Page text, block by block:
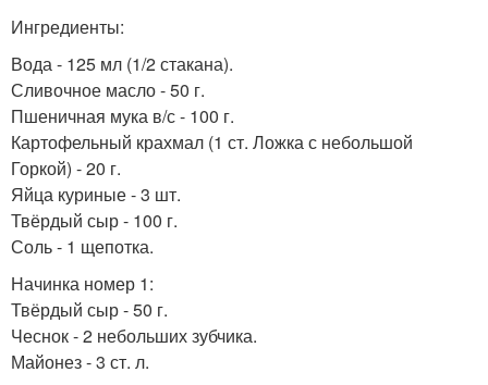
Ингредиенты:
Вода - 125 мл (1/2 стакана).
Сливочное масло - 50 г.
Пшеничная мука в/с - 100 г.
Картофельный крахмал (1 ст. Ложка с небольшой
Горкой) - 20 г.
Яйца куриные - 3 шт.
Твёрдый сыр - 100 г.
Соль - 1 щепотка.
Начинка номер 1:
Твёрдый сыр - 50 г.
Чеснок - 2 небольших зубчика.
Майонез - 3 ст. л.